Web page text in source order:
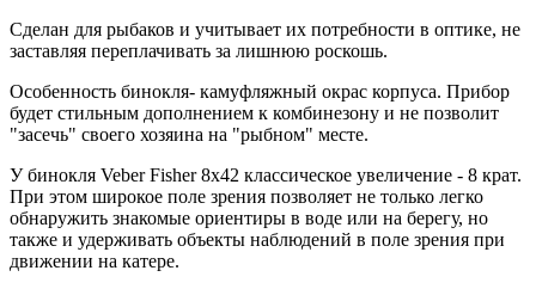
Сделан для рыбаков и учитывает их потребности в оптике, не
заставляя переплачивать за лишнюю роскошь.
Особенность бинокля- камуфляжный окрас корпуса. Прибор
будет стильным дополнением к комбинезону и не позволит
"засечь" своего хозяина на "рыбном" месте.
У бинокля Veber Fisher 8x42 классическое увеличение - 8 крат.
При этом широкое поле зрения позволяет не только легко
обнаружить знакомые ориентиры в воде или на берегу, но
также и удерживать объекты наблюдений в поле зрения при
движении на катере.